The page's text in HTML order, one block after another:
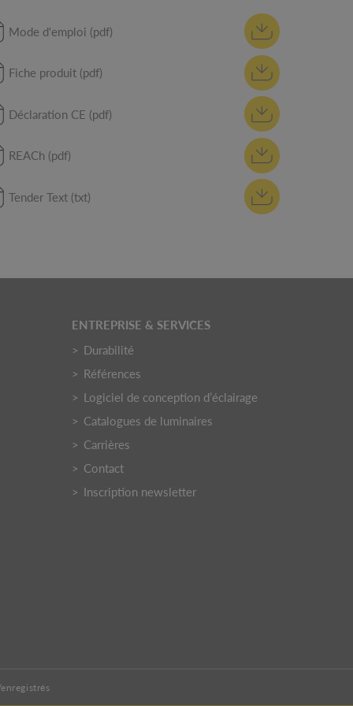
Mode d'emploi (pdf)
Fiche produit (pdf)
Déclaration CE (pdf)
REACh (pdf)
Tender Text (txt)
ENTREPRISE & SERVICES
Durabilité
Références
Logiciel de conception d’éclairage
Catalogues de luminaires
Carrières
Contact
Inscription newsletter